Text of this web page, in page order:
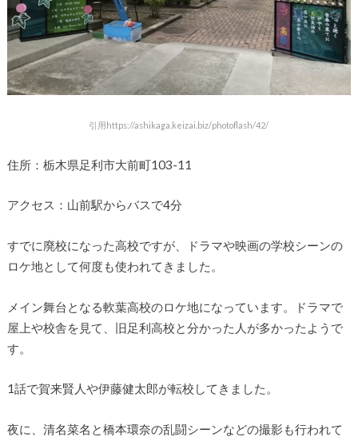
引用https://ashikaga.keizai.biz/photoflash/42/
住所：栃木県足利市大前町103-11
アクセス：山前駅からバスで4分
すでに廃校になった高校ですが、ドラマや映画の学校シーンの
ロケ地として何度も使われてきました。
メイン舞台となる軟葉高校のロケ地になっています。ドラマで
屋上や校舎を見て、旧足利高校と分かった人が多かったようで
す。
1話で賀来賢人や伊藤健太郎が転校してきました。
夜に、清名菜名と橋本環奈の乱闘シーンなどの撮影も行われて